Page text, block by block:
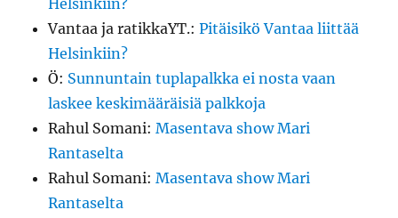
Helsinkiin?
Vantaa ja ratikkaYT.:Pitäisikö Vantaa liittää
Helsinkiin?
Ö: Sunnuntain tuplapalkka ei nosta vaan
laskee keskimääräisiä palkkoja
Rahul Somani:Masentava show Mari
Rantaselta
Rahul Somani:Masentava show Mari
Rantaselta